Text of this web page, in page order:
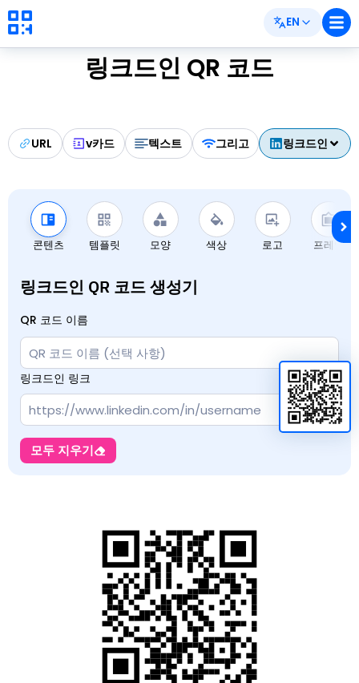
EN
링크드인 QR 코드
URL v카드 텍스트 그리고 링크드인
콘텐츠 템플릿 모양 색상 로고 프레임
링크드인 QR 코드 생성기
QR 코드 이름
링크드인 링크
모두 지우기